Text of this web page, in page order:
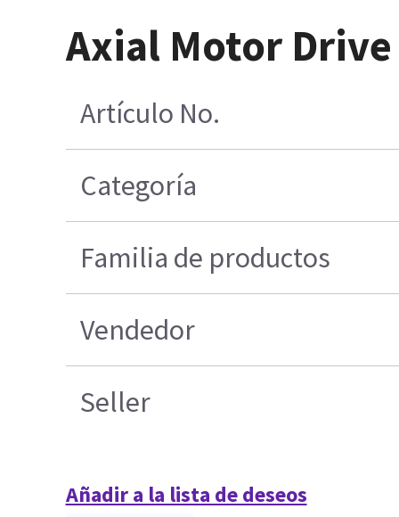
Axial Motor Drive
Artículo No.
Categoría
Familia de productos
Vendedor
Seller
Añadir a la lista de deseos